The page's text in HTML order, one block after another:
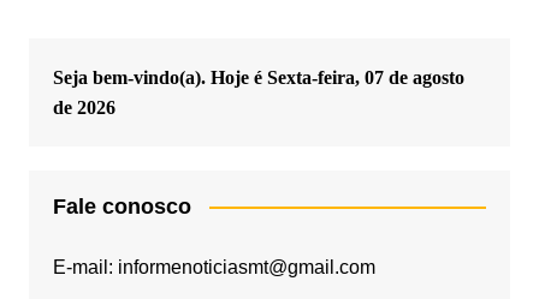
Seja bem-vindo(a). Hoje é Sexta-feira, 07 de agosto
de 2026
Fale conosco
E-mail: informenoticiasmt@gmail.com